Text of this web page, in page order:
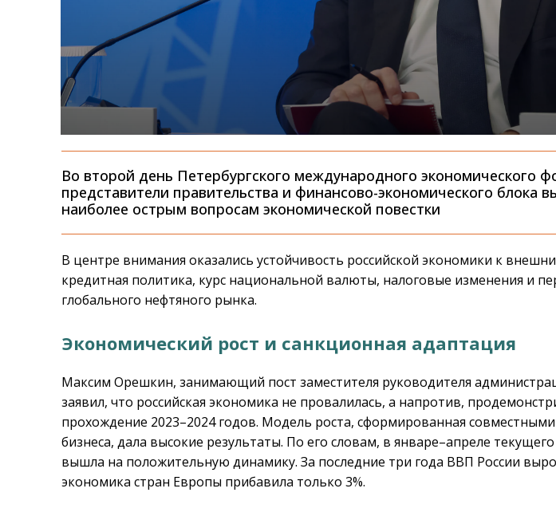
Во второй день Петербургского международного экономического
представители правительства и финансово-экономического блока
наиболее острым вопросам экономической повестки
В центре внимания оказались устойчивость российской экономики к
кредитная политика, курс национальной валюты, налоговые изменения и
глобального нефтяного рынка.
Экономический рост и санкционная адаптация
Максим Орешкин, занимающий пост заместителя руководителя
заявил, что российская экономика не провалилась, а напротив,
прохождение 2023–2024 годов. Модель роста, сформированная совместными
бизнеса, дала высокие результаты. По его словам, в январе–апреле
вышла на положительную динамику. За последние три года ВВП России
экономика стран Европы прибавила только 3%.